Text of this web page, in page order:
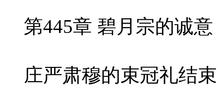
第445章 碧月宗的诚意
庄严肃穆的束冠礼结束